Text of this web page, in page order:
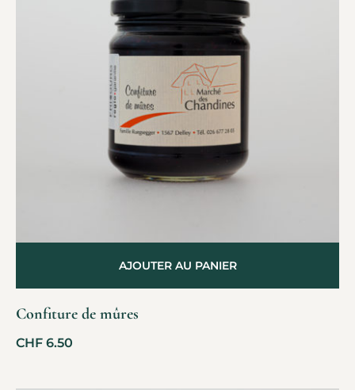
Confiture de mûres
CHF 6.50
AJOUTER AU PANIER